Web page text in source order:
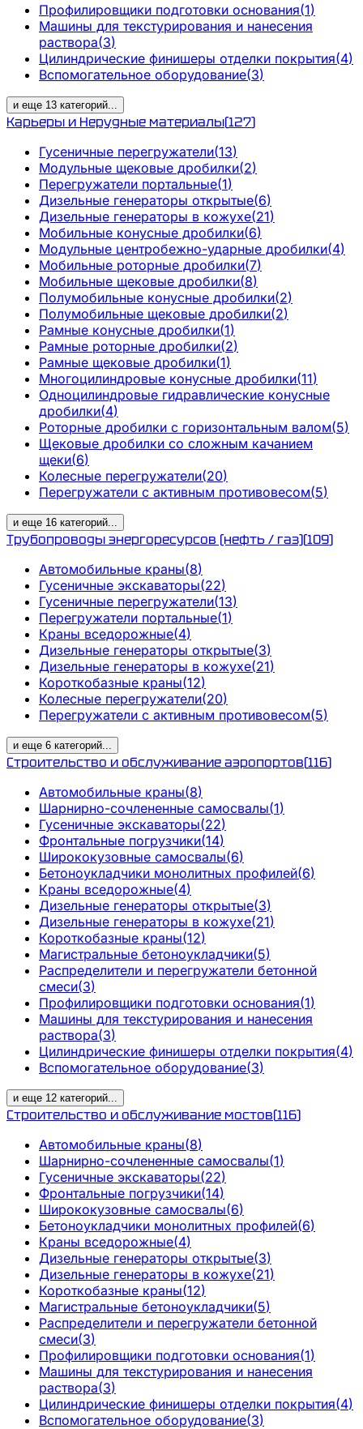
Профилировщики подготовки основания(1)
Машины для текстурирования и нанесения
раствора(3)
Цилиндрические финишеры отделки покрытия(4)
Вспомогательное оборудование(3)
и еще 13 категорий...
Карьеры и Нерудные материалы(127)
Гусеничные перегружатели(13)
Модульные щековые дробилки(2)
Перегружатели портальные(1)
Дизельные генераторы открытые(6)
Дизельные генераторы в кожухе(21)
Мобильные конусные дробилки(6)
Модульные центробежно-ударные дробилки(4)
Мобильные роторные дробилки(7)
Мобильные щековые дробилки(8)
Полумобильные конусные дробилки(2)
Полумобильные щековые дробилки(2)
Рамные конусные дробилки(1)
Рамные роторные дробилки(2)
Рамные щековые дробилки(1)
Многоцилиндровые конусные дробилки(11)
Одноцилиндровые гидравлические конусные
дробилки(4)
Роторные дробилки с горизонтальным валом(5)
Щековые дробилки со сложным качанием
щеки(6)
Колесные перегружатели(20)
Перегружатели с активным противовесом(5)
и еще 16 категорий...
Трубопроводы энергоресурсов (нефть / газ)(109)
Автомобильные краны(8)
Гусеничные экскаваторы(22)
Гусеничные перегружатели(13)
Перегружатели портальные(1)
Краны вседорожные(4)
Дизельные генераторы открытые(3)
Дизельные генераторы в кожухе(21)
Короткобазные краны(12)
Колесные перегружатели(20)
Перегружатели с активным противовесом(5)
и еще 6 категорий...
Строительство и обслуживание аэропортов(116)
Автомобильные краны(8)
Шарнирно-сочлененные самосвалы(1)
Гусеничные экскаваторы(22)
Фронтальные погрузчики(14)
Ширококузовные самосвалы(6)
Бетоноукладчики монолитных профилей(6)
Краны вседорожные(4)
Дизельные генераторы открытые(3)
Дизельные генераторы в кожухе(21)
Короткобазные краны(12)
Магистральные бетоноукладчики(5)
Распределители и перегружатели бетонной
смеси(3)
Профилировщики подготовки основания(1)
Машины для текстурирования и нанесения
раствора(3)
Цилиндрические финишеры отделки покрытия(4)
Вспомогательное оборудование(3)
и еще 12 категорий...
Строительство и обслуживание мостов(116)
Автомобильные краны(8)
Шарнирно-сочлененные самосвалы(1)
Гусеничные экскаваторы(22)
Фронтальные погрузчики(14)
Ширококузовные самосвалы(6)
Бетоноукладчики монолитных профилей(6)
Краны вседорожные(4)
Дизельные генераторы открытые(3)
Дизельные генераторы в кожухе(21)
Короткобазные краны(12)
Магистральные бетоноукладчики(5)
Распределители и перегружатели бетонной
смеси(3)
Профилировщики подготовки основания(1)
Машины для текстурирования и нанесения
раствора(3)
Цилиндрические финишеры отделки покрытия(4)
Вспомогательное оборудование(3)